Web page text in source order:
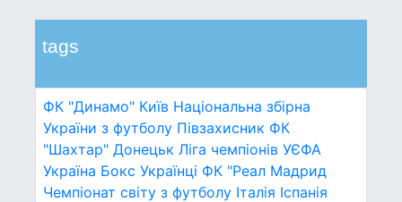
tags
ФК "Динамо" Київ Національна збірна
України з футболу Півзахисник ФК
"Шахтар" Донецьк Ліга чемпіонів УЄФА
Україна Бокс Українці ФК "Реал Мадрид
Чемпіонат світу з футболу Італія Іспанія